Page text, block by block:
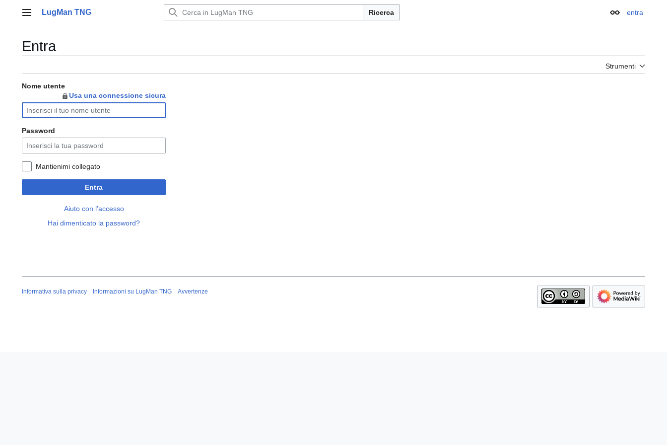
Menu principale
LugMan TNG Ricerca Aspetto
entra
Entra
Strumenti
Nome utente
Usa una connessione sicura
Password
Mantienimi collegato
Entra
Aiuto con l'accesso
Hai dimenticato la password?
Informativa sulla privacy Informazioni su LugMan TNG Avvertenze